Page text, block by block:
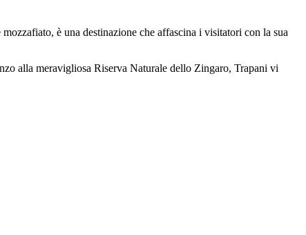
è una destinazione che affascina i visitatori con la sua
alla meravigliosa Riserva Naturale dello Zingaro, Trapani vi